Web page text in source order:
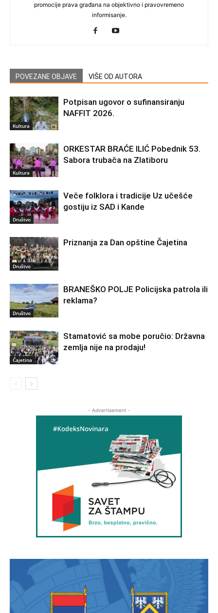
promocije prava građana na objektivno i pravovremeno
informisanje.
POVEZANE OBJAVE VIŠE OD AUTORA
Kultura
Potpisan ugovor o sufinansiranju
NAFFIT 2026.
Kultura
ORKESTAR BRAĆE ILIĆ Pobednik 53.
Sabora trubača na Zlatiboru
Društvo
Veče folklora i tradicije Uz učešće
gostiju iz SAD i Kande
Društvo
Priznanja za Dan opštine Čajetina
Društvo
BRANEŠKO POLJE Policijska patrola ili
reklama?
Čajetina
Stamatović sa mobe poručio: Državna
zemlja nije na prodaju!
- Advertisement -